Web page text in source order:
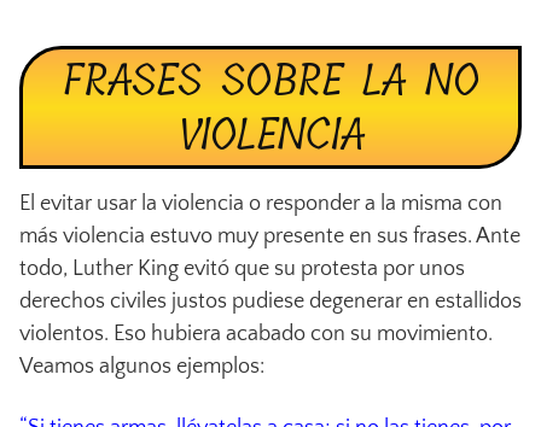
FRASES SOBRE LA NO
VIOLENCIA
El evitar usar la violencia o responder a la misma con
más violencia estuvo muy presente en sus frases. Ante
todo, Luther King evitó que su protesta por unos
derechos civiles justos pudiese degenerar en estallidos
violentos. Eso hubiera acabado con su movimiento.
Veamos algunos ejemplos: